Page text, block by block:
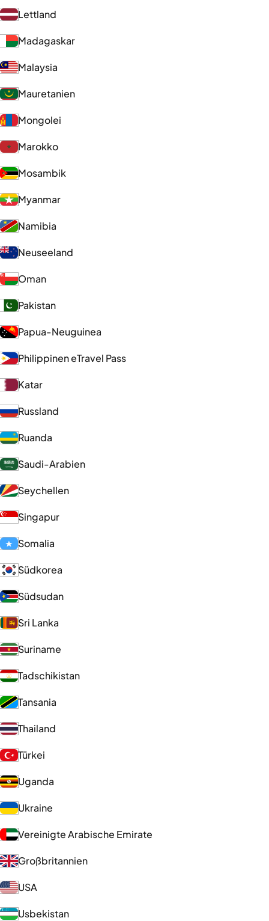
Lettland
Madagaskar
Malaysia
Mauretanien
Mongolei
Marokko
Mosambik
Myanmar
Namibia
Neuseeland
Oman
Pakistan
Papua-Neuguinea
Philippinen eTravel Pass
Katar
Russland
Ruanda
Saudi-Arabien
Seychellen
Singapur
Somalia
Südkorea
Südsudan
Sri Lanka
Suriname
Tadschikistan
Tansania
Thailand
Türkei
Uganda
Ukraine
Vereinigte Arabische Emirate
Großbritannien
USA
Usbekistan